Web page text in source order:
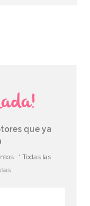
que ya
* Todas las